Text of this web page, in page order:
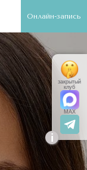
Онлайн-запись
i
закрытый
клуб
MAX